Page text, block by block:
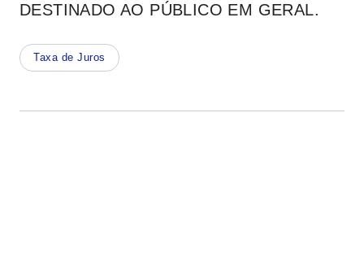
DESTINADO AO PÚBLICO EM GERAL.
Taxa de Juros